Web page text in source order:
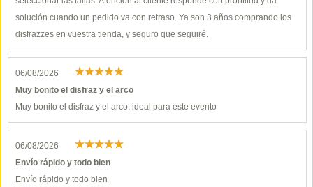
solución cuando un pedido va con retraso. Ya son 3 años comprando los
disfrazzes en vuestra tienda, y seguro que seguiré.
06/08/2026
Muy bonito el disfraz y el arco
Muy bonito el disfraz y el arco, ideal para este evento
06/08/2026
Envío rápido y todo bien
Envío rápido y todo bien